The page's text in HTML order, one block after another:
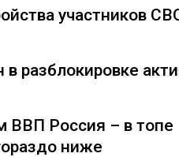
участников
разблокировке
Россия – в топе
ниже